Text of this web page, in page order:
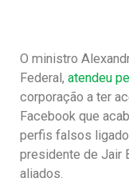
O ministro
Federal, atendeu
corporação a ter
Facebook que
perfis falsos
presidente de Jair
aliados.